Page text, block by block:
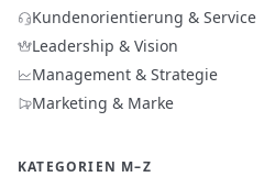
Kundenorientierung & Service
Leadership & Vision
Management & Strategie
Marketing & Marke
KATEGORIEN M–Z